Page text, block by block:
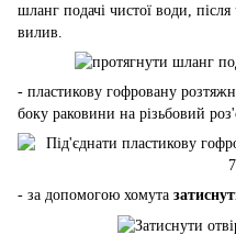
шланг подачі чистої води, після
вилив.
- пластикову гофровану
боку раковини на різьбовий
- за допомогою хомута